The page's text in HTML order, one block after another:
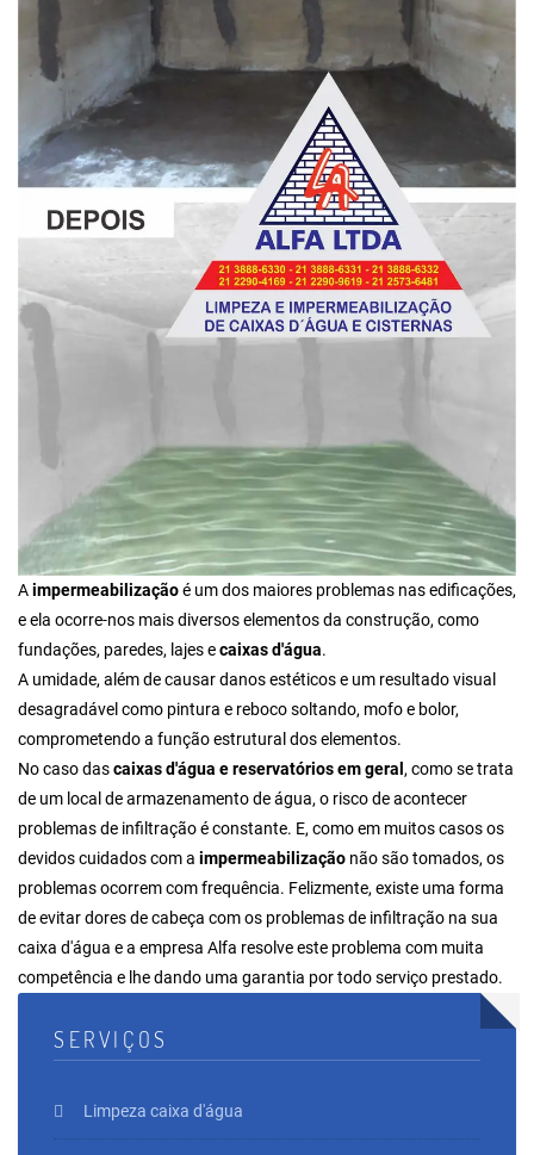
Aimpermeabilizaçãoé um dos maiores problemas nas edificações,
e ela ocorre-nos mais diversos elementos da construção, como
fundações, paredes, lajes ecaixas d'água.
A umidade, além de causar danos estéticos e um resultado visual
desagradável como pintura e reboco soltando, mofo e bolor,
comprometendo a função estrutural dos elementos.
No caso dascaixas d'água e reservatórios em geral , como se trata
de um local de armazenamento de água, o risco de acontecer
problemas de infiltração é constante. E, como em muitos casos os
devidos cuidados com a impermeabilização não são tomados, os
problemas ocorrem com frequência. Felizmente, existe uma forma
de evitar dores de cabeça com os problemas de infiltração na sua
caixa d'água e a empresa Alfa resolve este problema com muita
competência e lhe dando uma garantia por todo serviço prestado.
SERVIÇOS
Limpeza caixa d'água